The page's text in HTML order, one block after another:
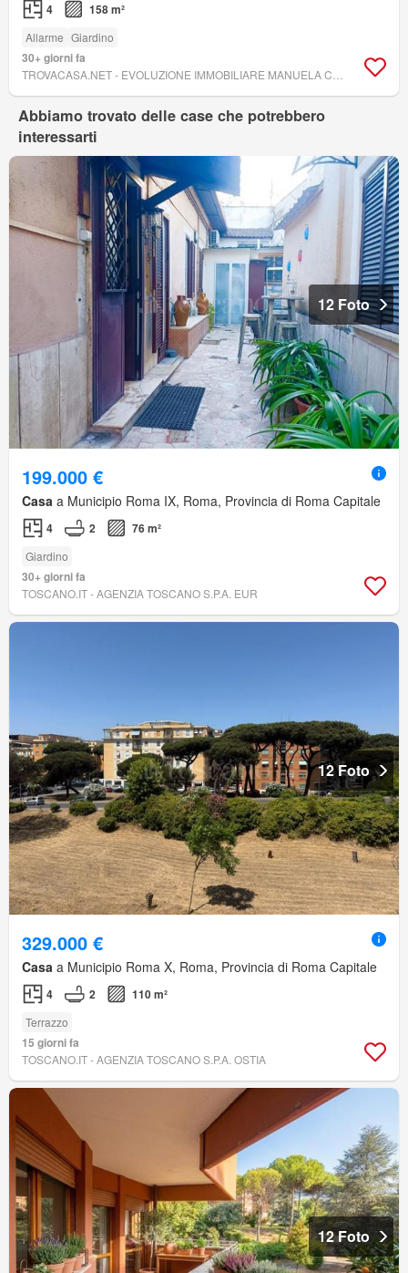
4 158 m²
Allarme Giardino
30+ giorni fa
Abbiamo trovato delle case che potrebbero
interessarti
12 Foto
199.000 €
Casa a Municipio Roma IX, Roma, Provincia di Roma Capitale
4 2 76 m²
Giardino
30+ giorni fa
TOSCANO.IT - AGENZIA TOSCANO S.P.A. EUR
12 Foto
329.000 €
Casa a Municipio Roma X, Roma, Provincia di Roma Capitale
4 2 110 m²
Terrazzo
15 giorni fa
TOSCANO.IT - AGENZIA TOSCANO S.P.A. OSTIA
12 Foto